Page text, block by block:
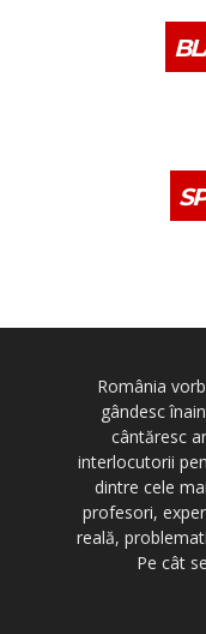
România
gândesc
cântăresc
interlocutorii
dintre cele
profesori,
reală,
Pe cât